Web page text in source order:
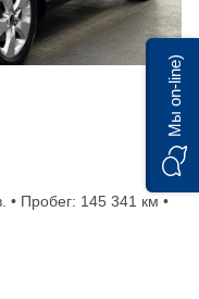
• Пробег: 145 341 км •
Мы on-line)